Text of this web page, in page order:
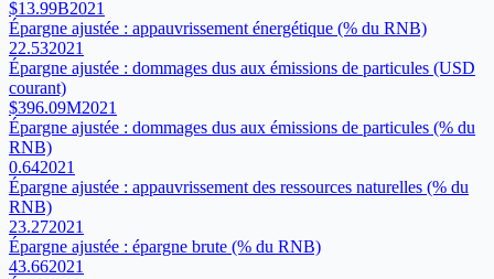
$13.99B2021
Épargne ajustée : appauvrissement énergétique (% du RNB)
22.532021
Épargne ajustée : dommages dus aux émissions de particules (USD
courant)
$396.09M2021
Épargne ajustée : dommages dus aux émissions de particules (% du
RNB)
0.642021
Épargne ajustée : appauvrissement des ressources naturelles (% du
RNB)
23.272021
Épargne ajustée : épargne brute (% du RNB)
43.662021